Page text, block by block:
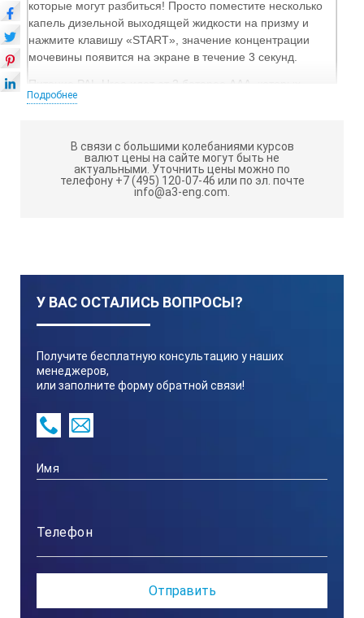
которые могут разбиться! Просто поместите несколько
капель дизельной выходящей жидкости на призму и
нажмите клавишу «START», значение концентрации
мочевины появится на экране в течение 3 секунд.
Питание PAL-Urea идет от 2 батарее ААА, которых
хватает примерно на 11000 измерений. Эта модель
воды), что позволяет быстро и легко промывать его под
струей воды.
* AdBlue – это торговая марка VDA.
Минимальное значение шкалы
Urea 0.1 %
Точность измерения
Urea ± 0.2 %
Температура окружающей среды
Подробнее
В связи с большими колебаниями курсов
валют цены на сайте могут быть не
актуальными. Уточнить цены можно по
телефону +7 (495) 120-07-46 или по эл. почте
info@a3-eng.com.
У ВАС ОСТАЛИСЬ ВОПРОСЫ?
Получите бесплатную консультацию у наших
менеджеров,
или заполните форму обратной связи!